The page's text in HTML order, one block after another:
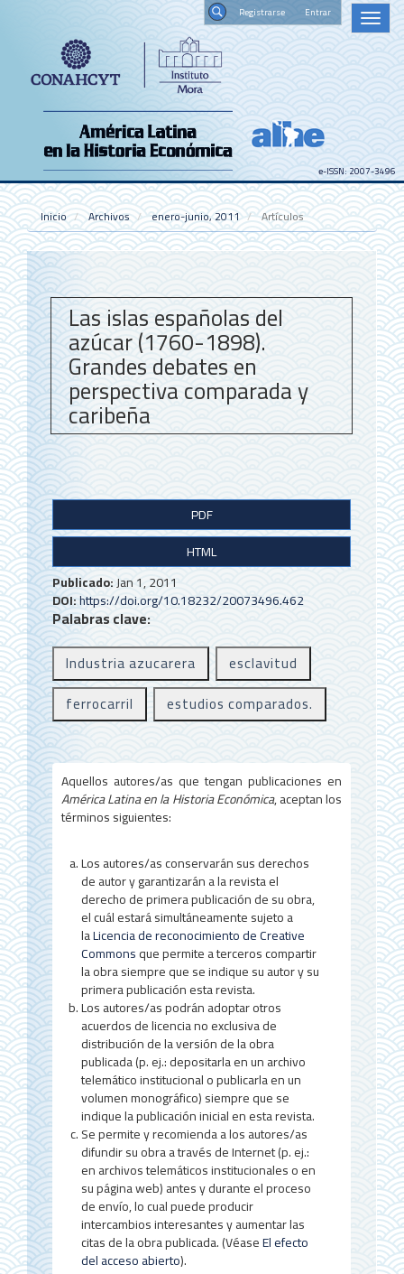
Contenido
principal
Barra
Toggle
e-ISSN: 2007-3496
Inicio Archivos enero-junio, 2011 Artículos
Las islas españolas del
azúcar (1760-1898).
Grandes debates en
perspectiva comparada y
caribeña
B
a
r
r
a
l
a
t
e
r
a
l
d
e
l
a
r
t
í
c
u
l
o
PDF
HTML
Publicado:Jan 1, 2011
DOI:https://doi.org/10.18232/20073496.462
Palabras clave:
Industria azucarera
esclavitud
ferrocarril
estudios comparados.
Aquellos autores/as que tengan publicaciones en
América Latina en la Historia Económica, aceptan los
términos siguientes:
Los autores/as conservarán sus derechos
de autor y garantizarán a la revista el
derecho de primera publicación de su obra,
el cuál estará simultáneamente sujeto a
laLicencia de reconocimiento de Creative
Commonsque permite a terceros compartir
la obra siempre que se indique su autor y su
primera publicación esta revista.
Los autores/as podrán adoptar otros
acuerdos de licencia no exclusiva de
distribución de la versión de la obra
publicada (p. ej.: depositarla en un archivo
telemático institucional o publicarla en un
volumen monográfico) siempre que se
indique la publicación inicial en esta revista.
Se permite y recomienda a los autores/as
difundir su obra a través de Internet (p. ej.:
en archivos telemáticos institucionales o en
su página web) antes y durante el proceso
de envío, lo cual puede producir
intercambios interesantes y aumentar las
citas de la obra publicada. (VéaseEl efecto
del acceso abierto).